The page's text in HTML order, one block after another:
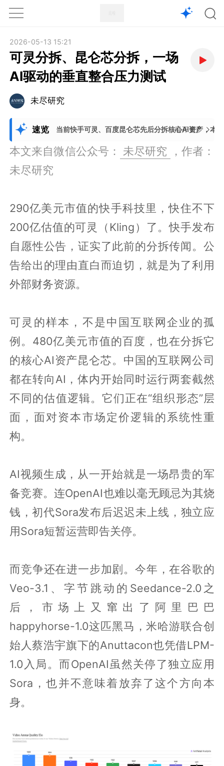
1X
2026-05-13 15:21
可灵分拆、昆仑芯分拆，一场
AI驱动的垂直整合压力测试
未尽研究
速览 当前快手可灵、百度昆仑芯先后分拆核心AI资产，本
展开更多
本文来自微信公众号： 未尽研究
，作者：
未尽研究
290亿美元市值的快手科技里，快住不下
200亿估值的可灵（Kling）了。快手发布
自愿性公告，证实了此前的分拆传闻。公
告给出的理由直白而迫切，就是为了利用
外部财务资源。
可灵的样本，不是中国互联网企业的孤
例。480亿美元市值的百度，也在分拆它
的核心AI资产昆仑芯。中国的互联网公司
都在转向AI，体内开始同时运行两套截然
不同的估值逻辑。它们正在“组织形态”层
面，面对资本市场定价逻辑的系统性重
构。
AI视频生成，从一开始就是一场昂贵的军
备竞赛。连OpenAI也难以毫无顾忌为其烧
钱，初代Sora发布后迟迟未上线，独立应
用Sora短暂运营即告关停。
而竞争还在进一步加剧。今年，在谷歌的
Veo-3.1、字节跳动的Seedance-2.0之
后，市场上又窜出了阿里巴巴
happyhorse-1.0这匹黑马，米哈游联合创
始人蔡浩宇旗下的Anuttacon也凭借LPM-
1.0入局。而OpenAI虽然关停了独立应用
Sora，也并不意味着放弃了这个方向本
身。